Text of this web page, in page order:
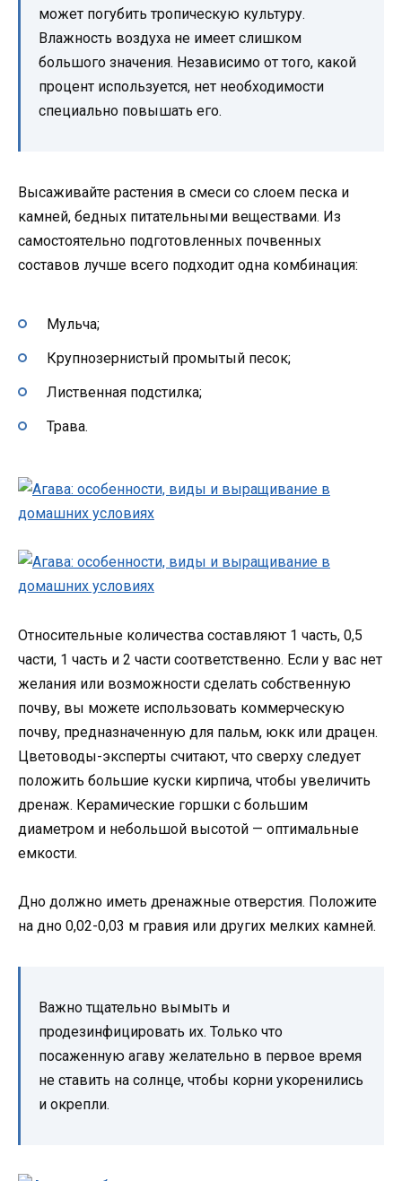
может погубить тропическую культуру.
Влажность воздуха не имеет слишком
большого значения. Независимо от того, какой
процент используется, нет необходимости
специально повышать его.
Высаживайте растения в смеси со слоем песка и
камней, бедных питательными веществами. Из
самостоятельно подготовленных почвенных
составов лучше всего подходит одна комбинация:
Мульча;
Крупнозернистый промытый песок;
Лиственная подстилка;
Трава.
Относительные количества составляют 1 часть, 0,5
части, 1 часть и 2 части соответственно. Если у вас нет
желания или возможности сделать собственную
почву, вы можете использовать коммерческую
почву, предназначенную для пальм, юкк или драцен.
Цветоводы-эксперты считают, что сверху следует
положить большие куски кирпича, чтобы увеличить
дренаж. Керамические горшки с большим
диаметром и небольшой высотой — оптимальные
емкости.
Дно должно иметь дренажные отверстия. Положите
на дно 0,02-0,03 м гравия или других мелких камней.
Важно тщательно вымыть и
продезинфицировать их. Только что
посаженную агаву желательно в первое время
не ставить на солнце, чтобы корни укоренились
и окрепли.